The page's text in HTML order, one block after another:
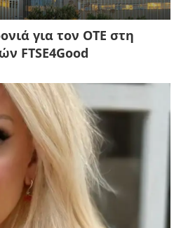
για τον ΟΤΕ στη
FTSE4Good